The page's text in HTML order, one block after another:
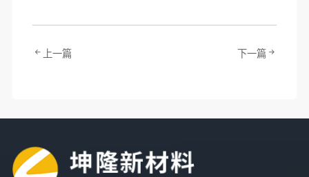
上一篇 下一篇